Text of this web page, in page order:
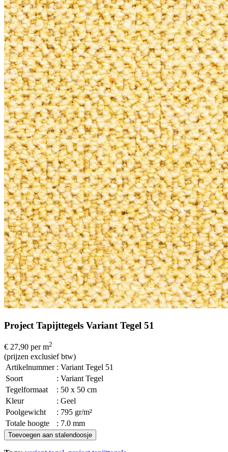
Project Tapijttegels Variant Tegel 51
€ 27,90 per m2
(prijzen exclusief btw)
Artikelnummer : Variant Tegel 51
Soort
: Variant Tegel
Tegelformaat
: 50 x 50 cm
Kleur
: Geel
Poolgewicht
: 795 gr/m²
Totale hoogte
: 7.0 mm
Toevoegen aan stalendoosje